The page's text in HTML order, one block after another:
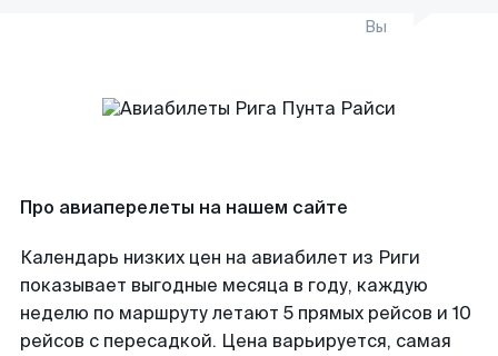
Вы
Про авиаперелеты на нашем сайте
Календарь низких цен на авиабилет из Риги
показывает выгодные месяца в году, каждую
неделю по маршруту летают 5 прямых рейсов и 10
рейсов с пересадкой. Цена варьируется, самая